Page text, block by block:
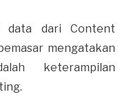
data dari Content
mengatakan
keterampilan